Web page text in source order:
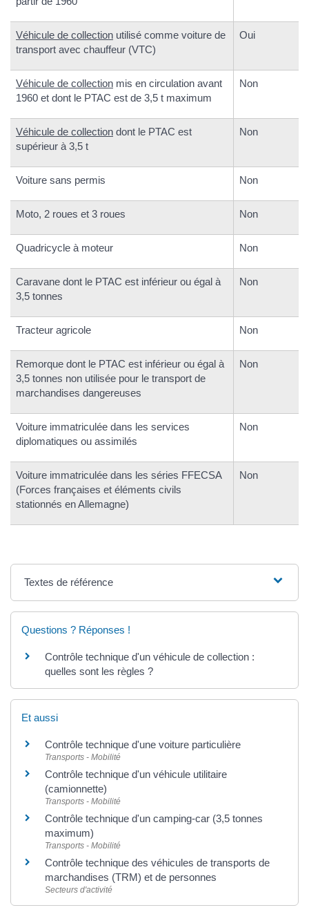
Véhicule de collection utilisé comme voiture de
transport avec chauffeur (VTC)
Oui
Véhicule de collection mis en circulation avant
1960 et dont le PTAC est de 3,5 t maximum
Non
Véhicule de collection dont le PTAC est
supérieur à 3,5 t
Non
Voiture sans permis Non
Moto, 2 roues et 3 roues Non
Quadricycle à moteur Non
Caravane dont le PTAC est inférieur ou égal à
3,5 tonnes
Non
Tracteur agricole Non
Remorque dont le PTAC est inférieur ou égal à
3,5 tonnes non utilisée pour le transport de
marchandises dangereuses
Non
Voiture immatriculée dans les services
diplomatiques ou assimilés
Non
Voiture immatriculée dans les séries FFECSA
(Forces françaises et éléments civils
stationnés en Allemagne)
Non
Textes de référence
Questions ? Réponses !
Contrôle technique d'un véhicule de collection :
quelles sont les règles ?
Et aussi
Contrôle technique d'une voiture particulière
Transports - Mobilité
Contrôle technique d'un véhicule utilitaire
(camionnette)
Transports - Mobilité
Contrôle technique d'un camping-car (3,5 tonnes
maximum)
Transports - Mobilité
Contrôle technique des véhicules de transports de
marchandises (TRM) et de personnes
Secteurs d'activité